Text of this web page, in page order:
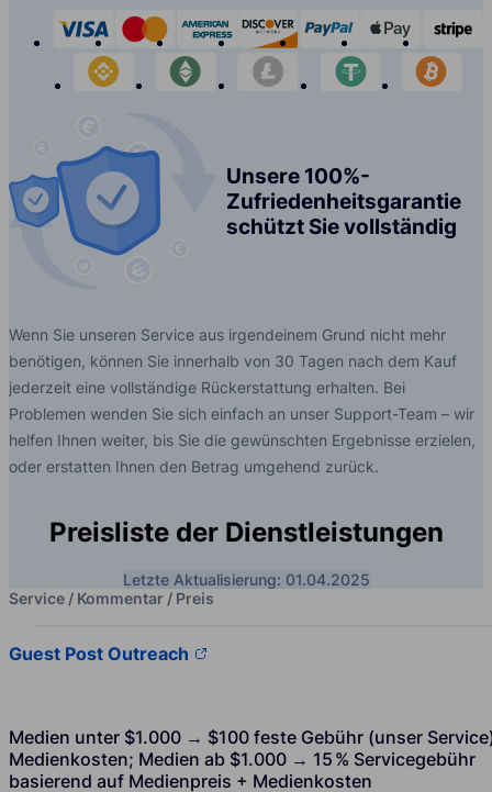
visa mastercardamerican-express
discover paypal apple-
binance
etherium litecoin tether
Unsere 100%-
Zufriedenheitsgarantie
schützt Sie vollständig
Wenn Sie unseren Service aus irgendeinem Grund nicht mehr
benötigen, können Sie innerhalb von 30 Tagen nach dem Kauf
jederzeit eine vollständige Rückerstattung erhalten. Bei
Problemen wenden Sie sich einfach an unser Support-Team – wir
helfen Ihnen weiter, bis Sie die gewünschten Ergebnisse erzielen,
oder erstatten Ihnen den Betrag umgehend zurück.
Preisliste der Dienstleistungen
Letzte Aktualisierung: 01.04.2025
Service / Kommentar / Preis
Guest Post Outreach
Medien unter $1.000 → $100 feste Gebühr (unser
Medienkosten; Medien ab $1.000 → 15 % Servicegebühr
basierend auf Medienpreis + Medienkosten